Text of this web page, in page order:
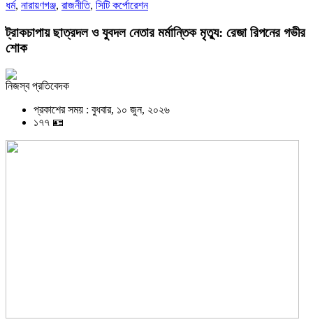
ধর্ম, নারায়ণগঞ্জ, রাজনীতি, সিটি কর্পোরেশন
ট্রাকচাপায় ছাত্রদল ও যুবদল নেতার মর্মান্তিক মৃত্যু: রেজা রিপনের গভীর
শোক
নিজস্ব প্রতিবেদক
প্রকাশের সময় : বুধবার, ১০ জুন, ২০২৬
১৭৭ 🪪